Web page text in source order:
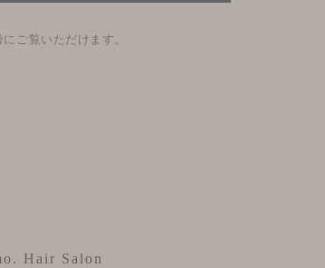
ご覧いただけます。
Hair Salon